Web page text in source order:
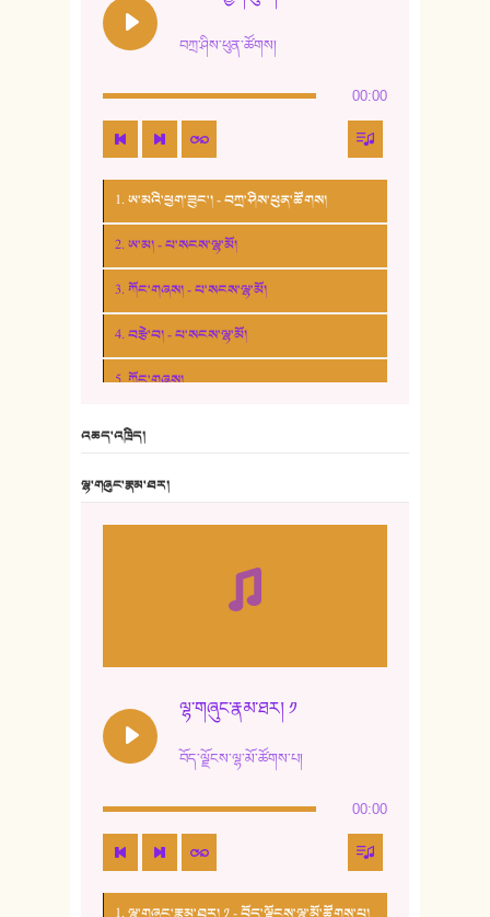
བཀྲ་ཤིས་ཕུན་ཚོགས།
00:00
1. ཨ་མའི་ཕྱག་ཟུང་། - བཀྲ་ཤིས་ཕུན་ཚོགས།
2. ཨ་མ། - པ་སངས་ལྷ་མོ།
3. ཀོང་གཞས། - པ་སངས་ལྷ་མོ།
4. བརྩེ་བ། - པ་སངས་ལྷ་མོ།
5. ཀོང་གཞས།
6. ཆོལ་གསུམ་བྲོ་གཞས། - སྒྲོན་གསལ།
13. ཆུང་འདྲིས། - ཟླ་སྒྲོན།
15. ཤམ་པ་ལ་ཡི་སྲས་མོ།
16. ལྷ་བུ་དར་བུ།
འཆད་འཁྲིད།
ལྷ་གཞུང་རྣམ་ཐར།
ལྷ་གཞུང་རྣམ་ཐར། ༡
བོད་ལྗོངས་ལྷ་མོ་ཚོགས་པ།
00:00